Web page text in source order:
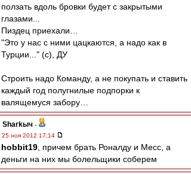
ползать вдоль бровки будет с закрытыми
глазами...
Пиздец приехали…
"Это у нас с ними цацкаются, а надо как в
Турции..." (c), ДУ
Строить надо Команду, а не покупать и ставить
каждый год полугнилые подпорки к
валящемуся забору…
Sharkыч -
25 ноя 2012 17:14
hobbit19 , причем брать Роналду и Месс, а
деньги на них мы болельщики соберем